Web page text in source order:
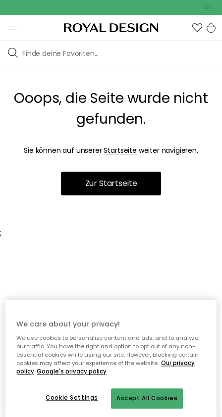
Ooops, die Seite wurde nicht
gefunden.
Sie können auf unsererStartseite weiter navigieren.
Zur Startseite
;
We care about your privacy!
We use cookies to personalize content and ads, and to analyze
our traffic. You have the right and option to opt out of any non-
essential cookies while using our site. However, blocking certain
cookies may affect your experience of the website. Our privacy
policy Google's privacy policy
Accept All Cookies
Cookie Settings